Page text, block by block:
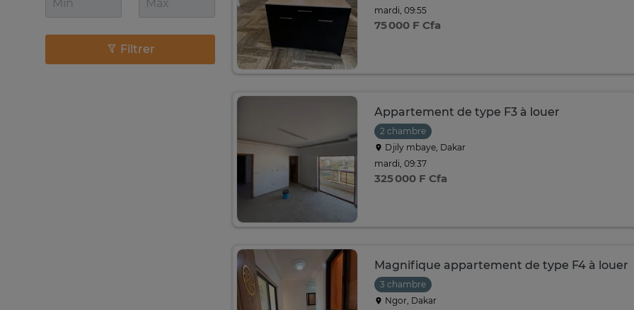
mardi, 09:55
75 000 F Cfa
Appartement de type F3 à louer
2 chambre
Djily mbaye, Dakar
mardi, 09:37
325 000 F Cfa
Magnifique appartement de type F4 à louer
3 chambre
Ngor, Dakar
Filtrer